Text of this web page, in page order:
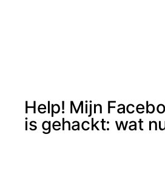
Help! Mijn
is gehackt: wat